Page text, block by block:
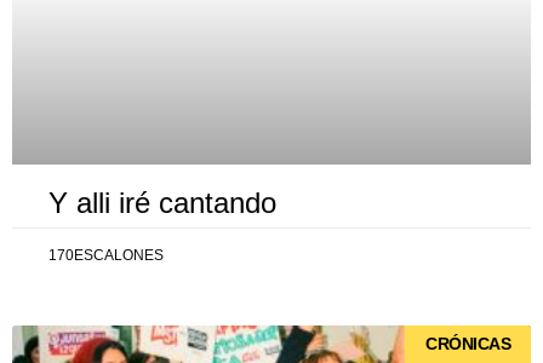
Y alli iré cantando
170ESCALONES
CRÓNICAS